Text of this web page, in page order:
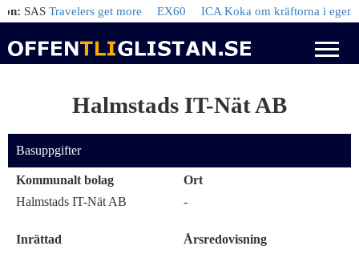
SASTravelers get more EX60 ICA Koka om kräftorna i egen lag
Halmstads IT-Nät AB
Basuppgifter
Kommunalt bolag
Halmstads IT-Nät AB
Ort
-
Inrättad
Årsredovisning